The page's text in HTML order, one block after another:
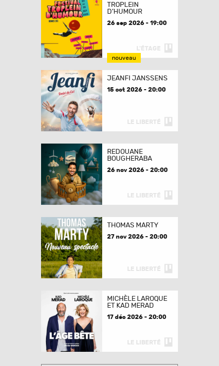
TROPLEIN
D’HUMOUR
26 sep 2026 - 19:00
L'ÉTAGE
nouveau
JEANFI JANSSENS
15 oct 2026 - 20:00
LE LIBERTÉ
REDOUANE
BOUGHERABA
26 nov 2026 - 20:00
LE LIBERTÉ
THOMAS MARTY
27 nov 2026 - 20:00
LE LIBERTÉ
MICHÈLE LAROQUE
ET KAD MERAD
17 déc 2026 - 20:00
LE LIBERTÉ